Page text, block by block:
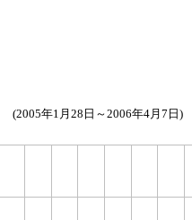
(2005年1月28日～2006年4月7日)